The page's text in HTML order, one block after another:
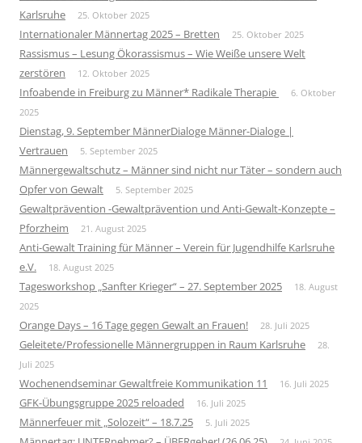
Karlsruhe
25. Oktober 2025
Internationaler Männertag 2025 – Bretten 25. Oktober 2025
Rassismus – Lesung Ökorassismus – Wie Weiße unsere Welt
zerstören
12. Oktober 2025
Infoabende in Freiburg zu Männer* Radikale Therapie
6. Oktober
2025
Dienstag, 9. September MännerDialoge Männer-Dialoge |
Vertrauen
5. September 2025
Männergewaltschutz – Männer sind nicht nur Täter – sondern auch
Opfer von Gewalt
5. September 2025
Gewaltprävention -Gewaltprävention und Anti-Gewalt-Konzepte –
Pforzheim
21. August 2025
Anti-Gewalt Training für Männer – Verein für Jugendhilfe Karlsruhe
e.V.
18. August 2025
Tagesworkshop „Sanfter Krieger“ – 27. September 2025
18. August
2025
Orange Days – 16 Tage gegen Gewalt an Frauen! 28. Juli 2025
Geleitete/Professionelle Männergruppen in Raum Karlsruhe
28.
Juli 2025
Wochenendseminar Gewaltfreie Kommunikation 11 16. Juli 2025
GFK-Übungsgruppe 2025 reloaded 16. Juli 2025
Männerfeuer mit „Solozeit“ – 18.7.25 5. Juli 2025